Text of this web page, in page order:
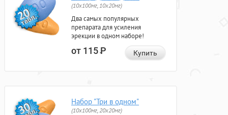
(10x100мг, 10x20мг)
Два самых популярных
препарата для усиления
эрекции в одном наборе!
от 115Р Купить
Набор "Три в одном"
(10x100мг, 20x20мг)